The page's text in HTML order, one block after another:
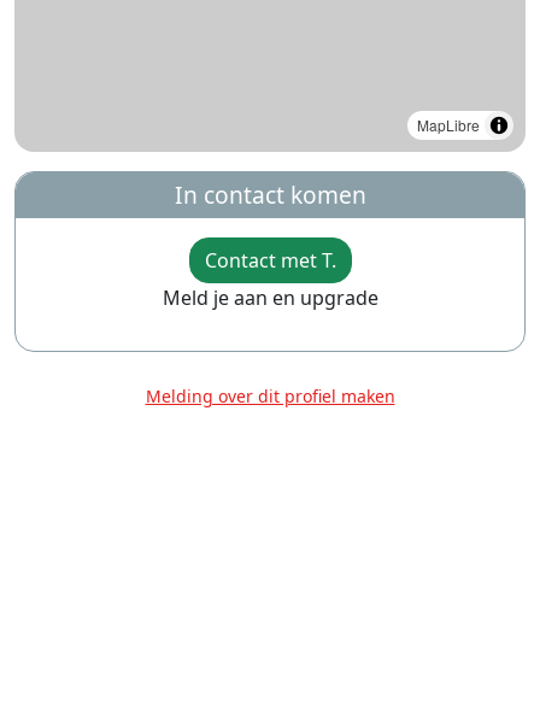
MapLibre
In contact komen
Contact met T.
Meld je aan en upgrade
Melding over dit profiel maken